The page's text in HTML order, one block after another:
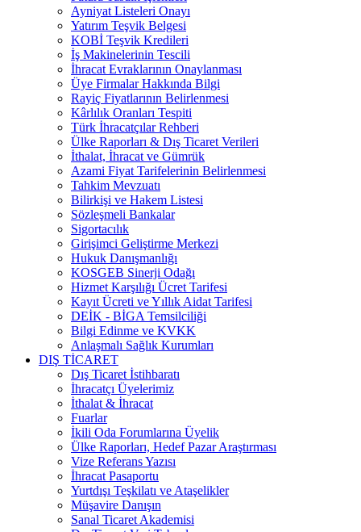
Ayniyat Listeleri Onayı
Yatırım Teşvik Belgesi
KOBİ Teşvik Kredileri
İş Makinelerinin Tescili
İhracat Evraklarının Onaylanması
Üye Firmalar Hakkında Bilgi
Rayiç Fiyatlarının Belirlenmesi
Kârlılık Oranları Tespiti
Türk İhracatçılar Rehberi
Ülke Raporları & Dış Ticaret Verileri
İthalat, İhracat ve Gümrük
Azami Fiyat Tarifelerinin Belirlenmesi
Tahkim Mevzuatı
Bilirkişi ve Hakem Listesi
Sözleşmeli Bankalar
Sigortacılık
Girişimci Geliştirme Merkezi
Hukuk Danışmanlığı
KOSGEB Sinerji Odağı
Hizmet Karşılığı Ücret Tarifesi
Kayıt Ücreti ve Yıllık Aidat Tarifesi
DEİK - BİGA Temsilciliği
Bilgi Edinme ve KVKK
Anlaşmalı Sağlık Kurumları
DIŞ TİCARET
Dış Ticaret İstihbaratı
İhracatçı Üyelerimiz
İthalat & İhracat
Fuarlar
İkili Oda Forumlarına Üyelik
Ülke Raporları, Hedef Pazar Araştırması
Vize Referans Yazısı
İhracat Pasaportu
Yurtdışı Teşkilatı ve Ataşelikler
Müşavire Danışın
Sanal Ticaret Akademisi